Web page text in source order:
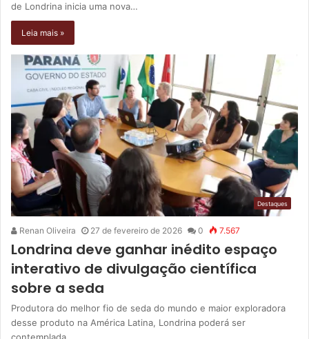
de Londrina inicia uma nova…
Leia mais »
Destaques
Renan Oliveira 27 de fevereiro de 2026 0 7.567
Londrina deve ganhar inédito espaço
interativo de divulgação científica
sobre a seda
Produtora do melhor fio de seda do mundo e maior exploradora
desse produto na América Latina, Londrina poderá ser